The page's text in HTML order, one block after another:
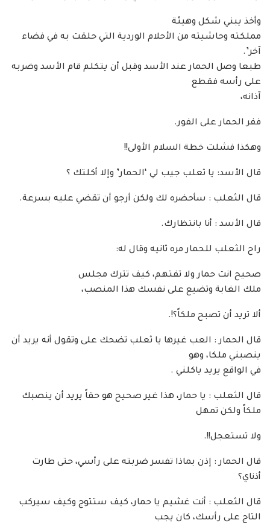
وأخذ يبني شكل وهيئة
مملكته وحاشيته من الأحلام الوردية التي حلقت به في فضاء
آخر’.
طبعا وصل الحمار عند الأسد وقبل أن يتكلم قام الأسد وضربه
على رأسه فقطع
آذانه،
ففر الحمار على الفور.
وهكذا فشلت خطة السلام الأولى!!
قال الأسد: يا ثعلب جيب لي ‘الحمار’ وإلا أكلتك ؟
قال الثعلب : سأحضره لك ولكن أرجو أن تقضي عليه بسرعة.
قال الأسد : أنا بانتظارك.
راح الثعلب للحمار مره ثانيه وقال له:
صحيح انت حمار ولا تفتهم، كيف تترك مجلس
ملك الغابة وتضيع على نفسك هذا المنصب،
ألا تريد أن تصبح ملكاً؟!.
قال الحمار : العب غيرها يا ثعلب تضحك على وتقول أنه يريد أن
ينصبني ملكا، وهو
في الواقع يريد ياكلني .
قال الثعلب : يا حمار، هذا غير صحيح هو حقاً يريد أن ينصبك
ملكاً ولكن تمهل
ولا تستعجل!!.
قال الحمار : إذن بماذا تفسر ضربته على رأسي، حتى طارت
أذناي؟
قال الثعلب : أنت غشيم يا حمار، كيف ستتوج وكيف سيركب
التاج على رأسك، كان يجب